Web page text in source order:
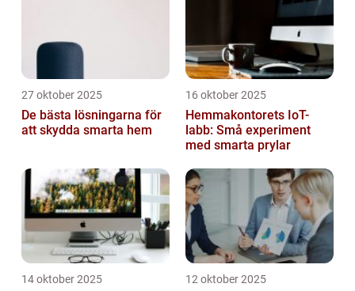
27 oktober 2025
De bästa lösningarna för
att skydda smarta hem
16 oktober 2025
Hemmakontorets IoT-
labb: Små experiment
med smarta prylar
14 oktober 2025 12 oktober 2025